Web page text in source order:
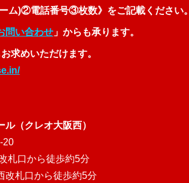
ム)②電話番号③枚数》をご記載ください。
問い合わせ 」からも承ります。
求めいただけます。
（クレオ大阪西）
20
札口から徒歩約5分
改札口から徒歩約5分